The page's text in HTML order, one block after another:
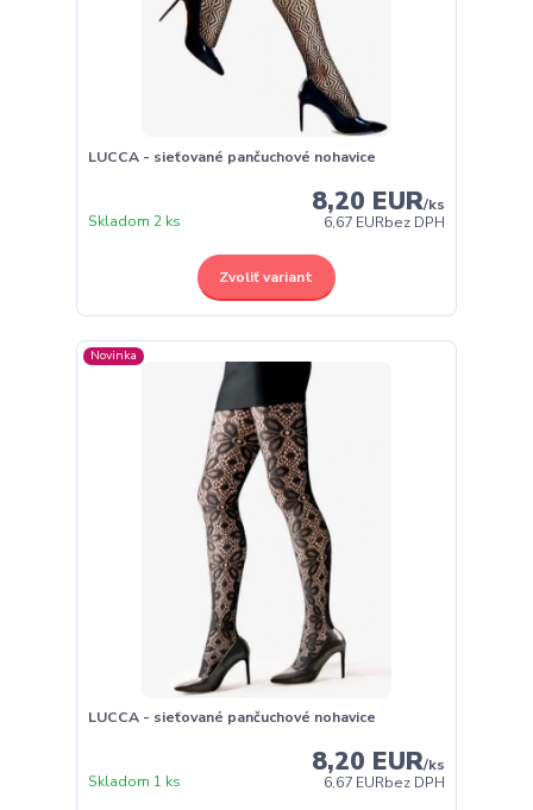
LUCCA - sieťované pančuchové nohavice
8,20 EUR/ks
6,67 EURbez DPH
Skladom 2 ks
Zvoliť variant
Novinka
LUCCA - sieťované pančuchové nohavice
8,20 EUR/ks
6,67 EURbez DPH
Skladom 1 ks